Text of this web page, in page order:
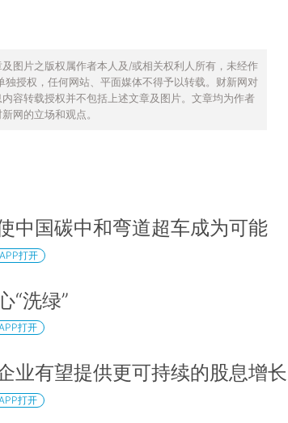
图片之版权属作者本人及/或相关权利人所有，未经作
独授权，任何网站、平面媒体不得予以转载。财新网对
容转载授权并不包括上述文章及图片。文章均为作者
网的立场和观点。
中国碳中和弯道超车成为可能
APP打开
“洗绿”
打开
业有望提供更可持续的股息增长
打开